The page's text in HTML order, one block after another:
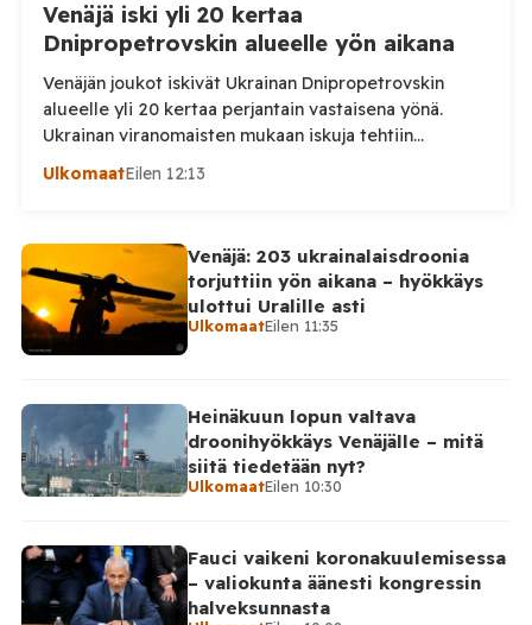
Venäjä iski yli 20 kertaa
Dnipropetrovskin alueelle yön aikana
Venäjän joukot iskivät Ukrainan Dnipropetrovskin
alueelle yli 20 kertaa perjantain vastaisena yönä.
Ukrainan viranomaisten mukaan iskuja tehtiin
drooneilla ja tykistöllä viidelle eri alueelle.
kertoi perjantaiaamuna 7. elokuuta julkaisemassaan
Telegram-päivityksessä, että Venäjän joukot
hyökkäsivät yön aikana yli 20 kertaa viidelle alueelle.
Nikopolin alueella iskuja kohdistui Nikopolin
kaupunkiin sekä […]
UlkomaatEilen 12:13
Venäjä: 203 ukrainalaisdroonia
torjuttiin yön aikana – hyökkäys
ulottui Uralille asti
UlkomaatEilen 11:35
Heinäkuun lopun valtava
droonihyökkäys Venäjälle – mitä
siitä tiedetään nyt?
UlkomaatEilen 10:30
Fauci vaikeni koronakuulemisessa
– valiokunta äänesti kongressin
halveksunnasta